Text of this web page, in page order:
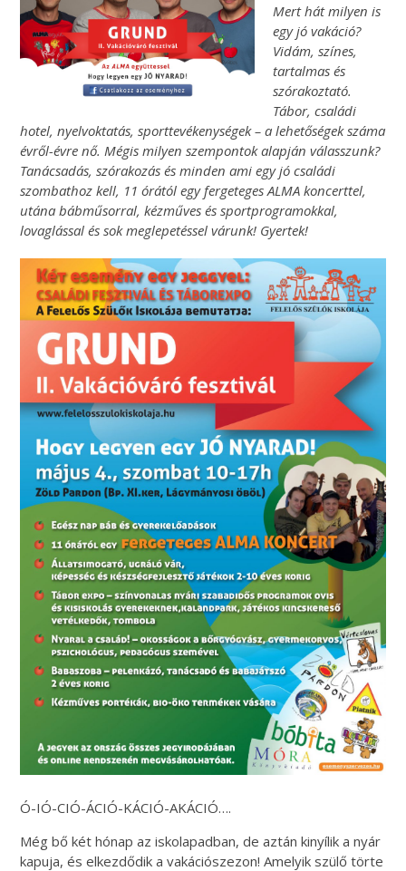
Mert hát milyen is
egy jó vakáció?
Vidám, színes,
tartalmas és
szórakoztató.
Tábor, családi
hotel, nyelvoktatás, sporttevékenységek – a lehetőségek száma
évről-évre nő. Mégis milyen szempontok alapján válasszunk?
Tanácsadás, szórakozás és minden ami egy jó családi
szombathoz kell, 11 órától egy fergeteges ALMA koncerttel,
utána bábműsorral, kézműves és sportprogramokkal,
lovaglással és sok meglepetéssel várunk! Gyertek!
Ó-IÓ-CIÓ-ÁCIÓ-KÁCIÓ-AKÁCIÓ….
Még bő két hónap az iskolapadban, de aztán kinyílik a nyár
kapuja, és elkezdődik a vakációszezon! Amelyik szülő törte